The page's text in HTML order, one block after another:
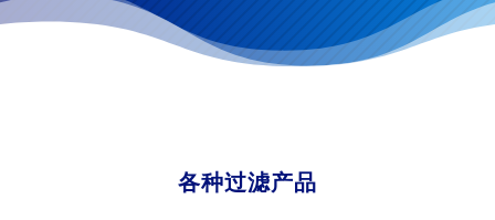
各种过滤产品